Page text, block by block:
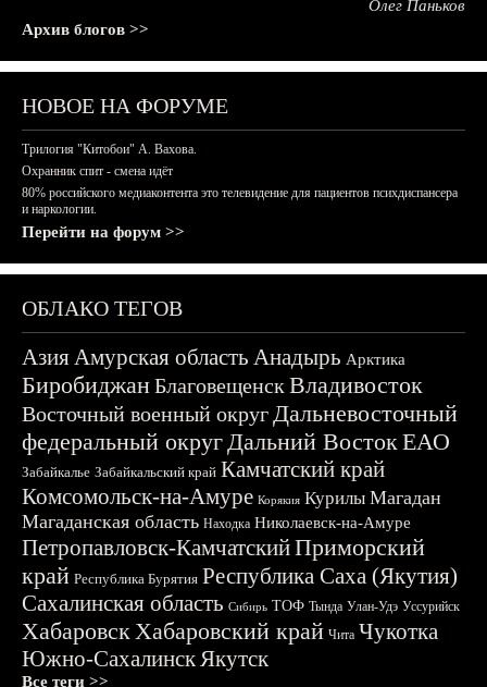
Олег Паньков
Архив блогов >>
НОВОЕ НА ФОРУМЕ
Трилогия "Китобои" А. Вахова.
Охранник спит - смена идёт
80% российского медиаконтента это телевидение для пациентов психдиспансера
и наркологии.
Перейти на форум >>
ОБЛАКО ТЕГОВ
АзияАмурская область Анадырь Арктика
БиробиджанБлаговещенскВладивосток
Восточный военный округДальневосточный
федеральный округДальний ВостокЕАО
Забайкалье Забайкальский край Камчатский край
Комсомольск-на-Амуре Корякия Курилы Магадан
Магаданская область Находка Николаевск-на-Амуре
Петропавловск-КамчатскийПриморский
край Республика Бурятия Республика Саха (Якутия)
Сахалинская область Сибирь ТОФ Тында Улан-Удэ Уссурийск
ХабаровскХабаровский край Чита Чукотка
Южно-СахалинскЯкутск
Все теги >>